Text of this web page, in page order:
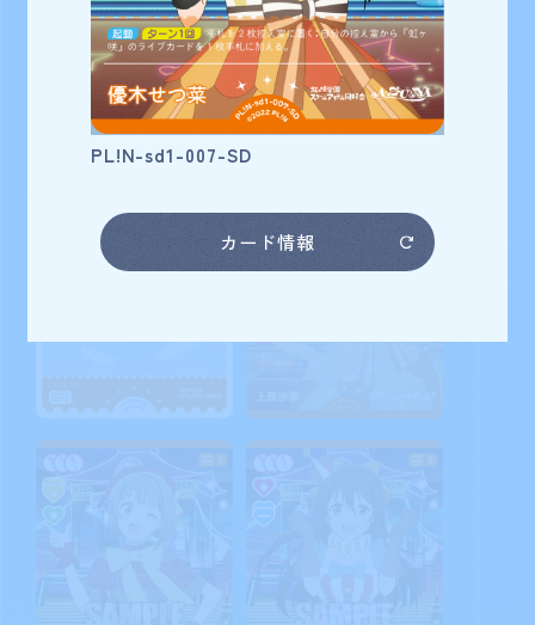
優木せつ菜
カード番号
PL!N-sd1-007-SD
カード情報